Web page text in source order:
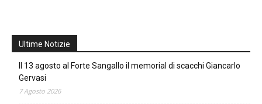
Ultime Notizie
Il 13 agosto al Forte Sangallo il memorial di scacchi Giancarlo
Gervasi
7 Agosto 2026